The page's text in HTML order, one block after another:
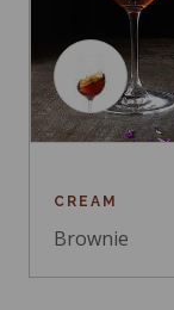
CREAM
Brownie